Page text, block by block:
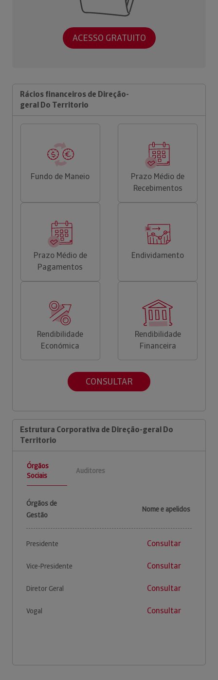
ACESSO GRATUITO
Rácios financeiros de Direção-
geral Do Territorio
Fundo de Maneio
Prazo Médio de
Recebimentos
Prazo Médio de
Pagamentos
Endividamento
Rendibilidade
Económica
Rendibilidade
Financeira
CONSULTAR
Estrutura Corporativa de Direção-geral Do
Territorio
Órgãos
Sociais
Auditores
Órgãos de
Gestão
Nome e apelidos
Presidente Consultar
Vice-Presidente Consultar
Diretor Geral Consultar
Vogal Consultar